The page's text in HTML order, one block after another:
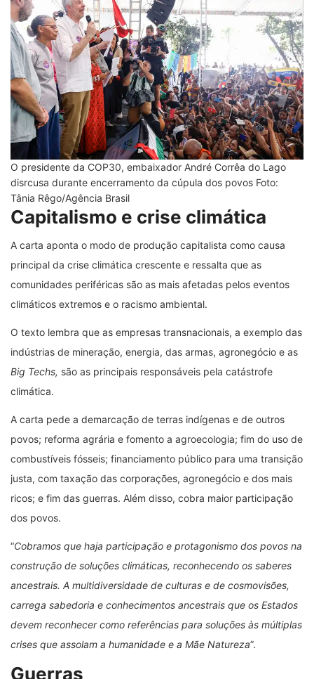
O presidente da COP30, embaixador André Corrêa do Lago
disrcusa durante encerramento da cúpula dos povos Foto:
Tânia Rêgo/Agência Brasil
Capitalismo e crise climática
A carta aponta o modo de produção capitalista como causa
principal da crise climática crescente e ressalta que as
comunidades periféricas são as mais afetadas pelos eventos
climáticos extremos e o racismo ambiental.
O texto lembra que as empresas transnacionais, a exemplo das
indústrias de mineração, energia, das armas, agronegócio e as
Big Techs, são as principais responsáveis pela catástrofe
climática.
A carta pede a demarcação de terras indígenas e de outros
povos; reforma agrária e fomento a agroecologia; fim do uso de
combustíveis fósseis; financiamento público para uma transição
justa, com taxação das corporações, agronegócio e dos mais
ricos; e fim das guerras. Além disso, cobra maior participação
dos povos.
“Cobramos que haja participação e protagonismo dos povos na
construção de soluções climáticas, reconhecendo os saberes
ancestrais. A multidiversidade de culturas e de cosmovisões,
carrega sabedoria e conhecimentos ancestrais que os Estados
devem reconhecer como referências para soluções às múltiplas
crises que assolam a humanidade e a Mãe Natureza”.
Guerras